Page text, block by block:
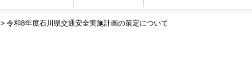
> 令和8年度石川県交通安全実施計画の策定について